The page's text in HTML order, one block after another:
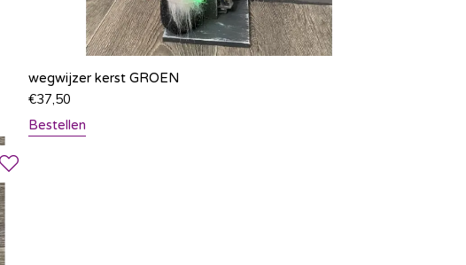
wegwijzer kerst GROEN
€37,50
Bestellen